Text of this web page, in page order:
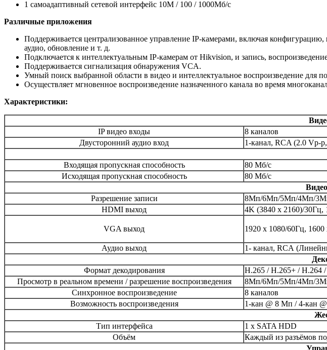
1 самоадаптивный сетевой интерфейс 10M / 100 / 1000Mб/с
Различные приложения
Поддерживается централизованное управление IP-камерами, включая
аудио, обновление и т. д.
Подключается к интеллектуальным IP-камерам от Hikvision, и запись,
Поддерживается сигнализация обнаружения VCA.
Умный поиск выбранной области в видео и интеллектуальное воспроизведение для
Осуществляет мгновенное воспроизведение назначенного канала во время
Характеристики:
IP видео входы
8 каналов
Двусторонний аудио вход
1-канал, RCA (2.0 Vp-
Входящая пропускная способность
80 Мб/с
Исходящая пропускная способность
80 Мб/с
Разрешение записи
8Мп/6Mп/5Mп/4Мп/
HDMI выход
4K (3840 х 2160)/30Гц,
VGA выход 1920 х 1080/60Гц,
Аудио выход
1- канал, RCA
Формат декодирования
H.265 / H.265+ / H.264
Просмотр в реальном времени / разрешение воспроизведения
8Мп/6Mп/5Mп/4Мп/
Синхронное воспроизведение
8 каналов
Возможность воспроизведения
1-кан @ 8 Мп / 4-кан
Тип интерфейса
1 х SATA HDD
Объём
Каждый из разъёмов